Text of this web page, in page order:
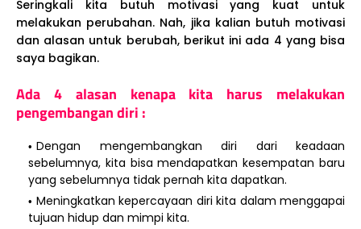
Seringkali kita butuh motivasi yang kuat untuk
melakukan perubahan. Nah, jika kalian butuh motivasi
dan alasan untuk berubah, berikut ini ada 4 yang bisa
saya bagikan.
Ada 4 alasan kenapa kita harus melakukan
pengembangan diri :
Dengan mengembangkan diri dari keadaan
sebelumnya, kita bisa mendapatkan kesempatan baru
yang sebelumnya tidak pernah kita dapatkan.
Meningkatkan kepercayaan diri kita dalam menggapai
tujuan hidup dan mimpi kita.